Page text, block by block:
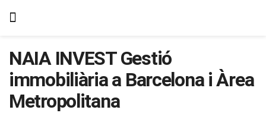
NAIA INVEST Gestió
immobiliària a Barcelona i Àrea
Metropolitana